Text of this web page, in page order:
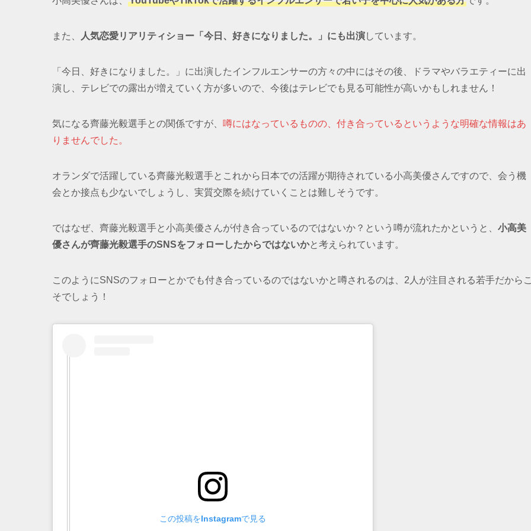
また、 人気恋愛リアリティショー「今日、好きになりました。」にも出演しています。
「今日、好きになりました。」に出演したインフルエンサーの方々の中にはその後、ドラマやバラエティーに出
演し、テレビでの露出が増えていく方が多いので、今後はテレビでも見る可能性が高いかもしれません！
気になる齊藤光毅選手との関係ですが、 噂にはなっているものの、付き合っているというような明確な情報はあ
りませんでした。
オランダで活躍している齊藤光毅選手とこれから日本での活躍が期待されている小高美優さんですので、会う機
会とか接点も少ないでしょうし、実質交際を続けていくことは難しそうです。
ではなぜ、齊藤光毅選手と小高美優さんが付き合っているのではないか？という噂が流れたかというと、 小高美
優さんが齊藤光毅選手のSNSをフォローしたからではないかと考えられています。
このようにSNSのフォローとかでも付き合っているのではないかと噂されるのは、2人が注目される若手だから
そでしょう！
この投稿をInstagramで見る